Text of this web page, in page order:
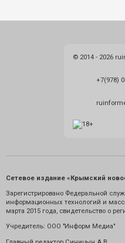
© 2014 - 2026
+7(978)
Сетевое издание «Крымский
Зарегистрировано Федеральной
информационных технологий и
марта 2015 года, свидетельство о
Учредитель: ООО "Информ Медиа"